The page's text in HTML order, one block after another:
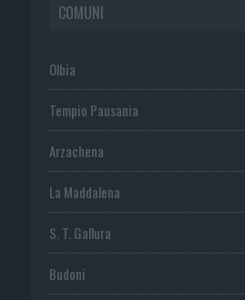
COMUNI
Olbia
Tempio Pausania
Arzachena
La Maddalena
S. T. Gallura
Budoni